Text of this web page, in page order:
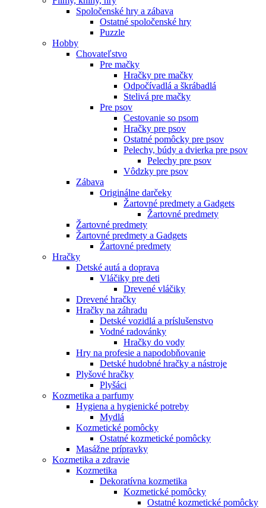
Spoločenské hry a zábava
Ostatné spoločenské hry
Puzzle
Hobby
Chovateľstvo
Pre mačky
Hračky pre mačky
Odpočívadlá a škrábadlá
Stelivá pre mačky
Pre psov
Cestovanie so psom
Hračky pre psov
Ostatné pomôcky pre psov
Pelechy, búdy a dvierka pre psov
Pelechy pre psov
Vôdzky pre psov
Zábava
Originálne darčeky
Žartovné predmety a Gadgets
Žartovné predmety
Žartovné predmety
Žartovné predmety a Gadgets
Žartovné predmety
Hračky
Detské autá a doprava
Vláčiky pre deti
Drevené vláčiky
Drevené hračky
Hračky na záhradu
Detské vozidlá a príslušenstvo
Vodné radovánky
Hračky do vody
Hry na profesie a napodobňovanie
Detské hudobné hračky a nástroje
Plyšové hračky
Plyšáci
Kozmetika a parfumy
Hygiena a hygienické potreby
Mydlá
Kozmetické pomôcky
Ostatné kozmetické pomôcky
Masážne prípravky
Kozmetika a zdravie
Kozmetika
Dekoratívna kozmetika
Kozmetické pomôcky
Ostatné kozmetické pomôcky